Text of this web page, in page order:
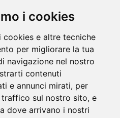
i cookies
cookies e altre tecniche
per migliorare la tua
navigazione nel nostro
contenuti
e annunci mirati, per
sul nostro sito, e
dove arrivano i nostri
Annulla